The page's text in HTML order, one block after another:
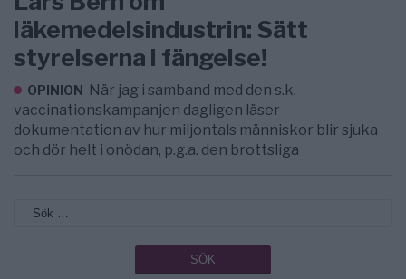
läkemedelsindustrin: Sätt
styrelserna i fängelse!
OPINION När jag i samband med den s.k.
vaccinationskampanjen dagligen läser
dokumentation av hur miljontals människor blir sjuka
och dör helt i onödan, p.g.a. den brottsliga